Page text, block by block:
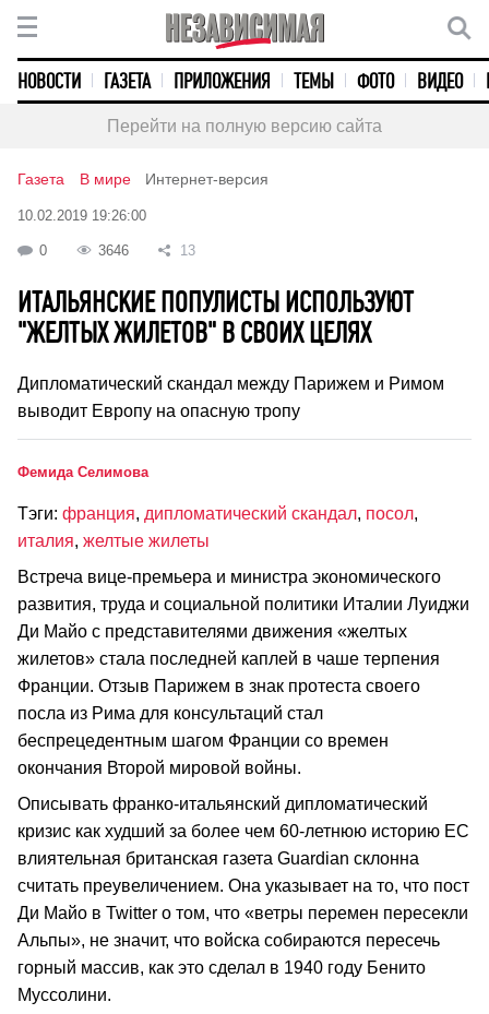
НОВОСТИ ГАЗЕТА ПРИЛОЖЕНИЯ ТЕМЫ ФОТО ВИДЕО
Перейти на полную версию сайта
Газета В мире Интернет-версия
10.02.2019 19:26:00
0 3646 13
ИТАЛЬЯНСКИЕ ПОПУЛИСТЫ ИСПОЛЬЗУЮТ
"ЖЕЛТЫХ ЖИЛЕТОВ" В СВОИХ ЦЕЛЯХ
Дипломатический скандал между Парижем и Римом
выводит Европу на опасную тропу
Фемида Селимова
Тэги: франция, дипломатический скандал, посол,
италия, желтые жилеты
Встреча вице-премьера и министра экономического
развития, труда и социальной политики Италии Луиджи
Ди Майо с представителями движения «желтых
жилетов» стала последней каплей в чаше терпения
Франции. Отзыв Парижем в знак протеста своего
посла из Рима для консультаций стал
беспрецедентным шагом Франции со времен
окончания Второй мировой войны.
Описывать франко-итальянский дипломатический
кризис как худший за более чем 60-летнюю историю ЕС
влиятельная британская газета Guardian склонна
считать преувеличением. Она указывает на то, что пост
Ди Майо в Twitter о том, что «ветры перемен пересекли
Альпы», не значит, что войска собираются пересечь
горный массив, как это сделал в 1940 году Бенито
Муссолини.